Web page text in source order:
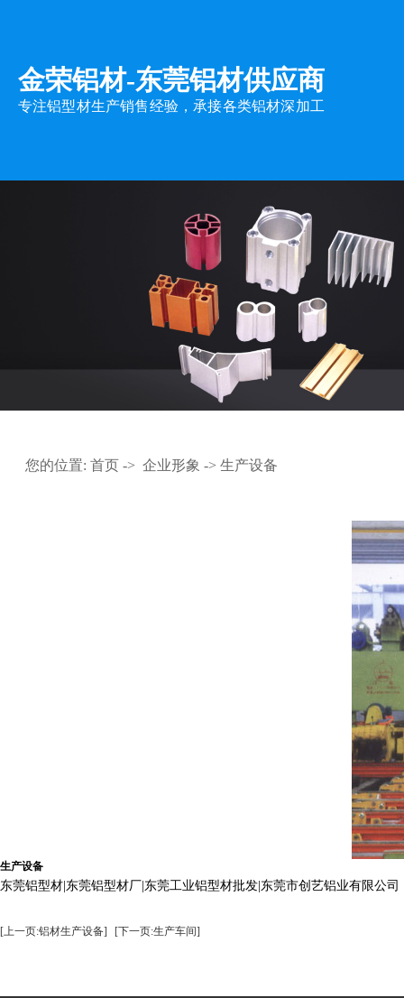
金荣铝材-东莞铝材供应商
专注铝型材生产销售经验，承接各类铝材深加工
您的位置: 首页 -> 企业形象 -> 生产设备
生产设备
东莞铝型材|东莞铝型材厂|东莞工业铝型材批发|东莞市创艺铝业有限公司
[上一页:铝材生产设备] [下一页:生产车间]